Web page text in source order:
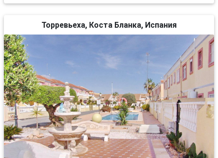
Торревьеха, Коста Бланка, Испания